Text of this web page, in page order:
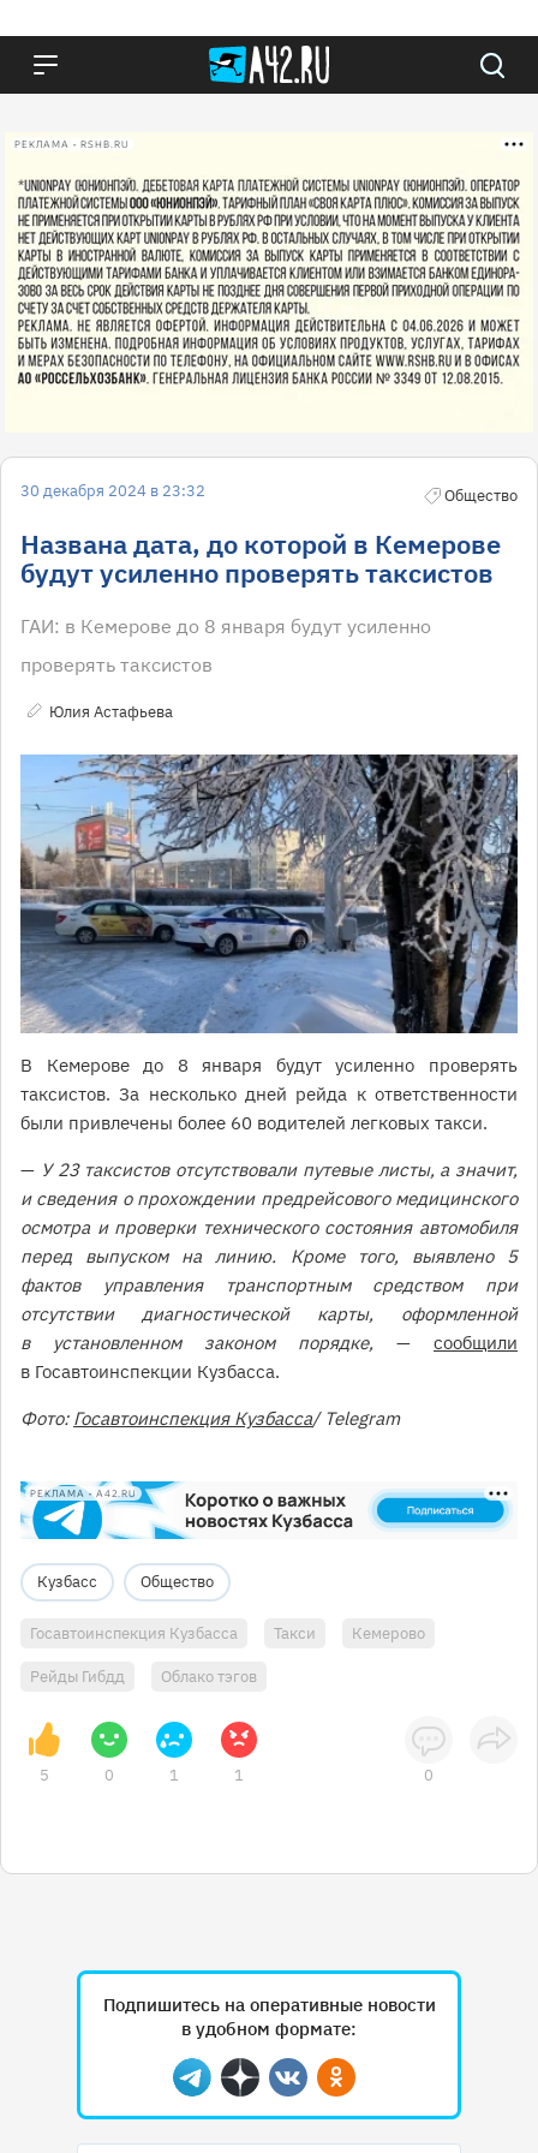
РЕКЛАМА • RSHB.RU
30 декабря 2024 в 23:32 Общество
Названа дата, до которой в Кемерове
будут усиленно проверять таксистов
ГАИ: в Кемерове до 8 января будут усиленно
проверять таксистов
Юлия Астафьева
В Кемерове до 8 января будут усиленно проверять
таксистов. За несколько дней рейда к ответственности
были привлечены более 60 водителей легковых такси.
— У 23 таксистов отсутствовали путевые листы, а значит,
и сведения о прохождении предрейсового медицинского
осмотра и проверки технического состояния автомобиля
перед выпуском на линию. Кроме того, выявлено 5
фактов управления транспортным средством при
отсутствии диагностической карты, оформленной
в установленном законом порядке, — сообщили
в Госавтоинспекции Кузбасса.
Фото: Госавтоинспекция Кузбасса/ Telegram
РЕКЛАМА • A42.RU
Кузбасс Общество
Госавтоинспекция Кузбасса Такси Кемерово
Рейды Гибдд Облако тэгов
5 0 1 1 0
Подпишитесь на оперативные новости
в удобном формате:
Telegram
ДзенВконтактеОдноклассники